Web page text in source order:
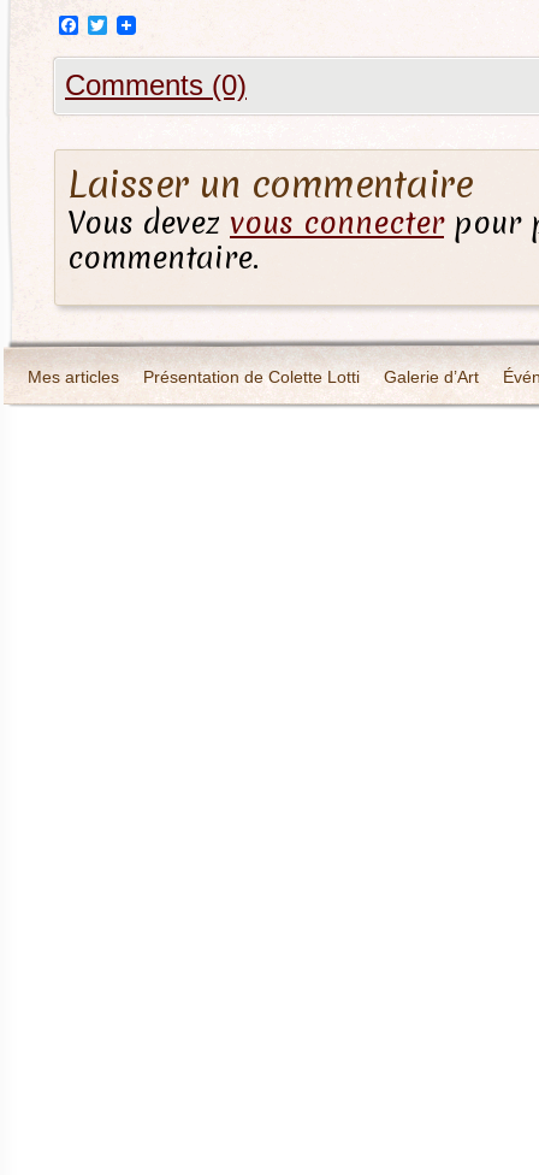
Facebook
Twitter
Comments (0)
Laisser un commentaire
Vous devez vous connecterpour
commentaire.
Mes articles Présentation de Colette Lotti Galerie d’Art